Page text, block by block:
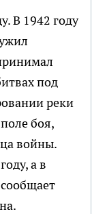
В 1942 году
под
реки
боя,
войны.
а в